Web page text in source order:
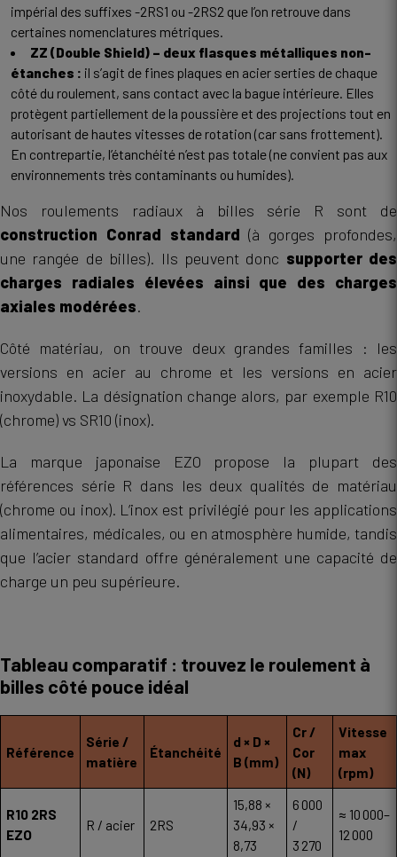
impérial des suffixes -2RS1 ou -2RS2 que l’on retrouve dans
certaines nomenclatures métriques.
ZZ (Double Shield) – deux flasques métalliques non-
étanches : il s’agit de fines plaques en acier serties de chaque
côté du roulement, sans contact avec la bague intérieure. Elles
protègent partiellement de la poussière et des projections tout en
autorisant de hautes vitesses de rotation (car sans frottement).
En contrepartie, l’étanchéité n’est pas totale (ne convient pas aux
environnements très contaminants ou humides).
Nos roulements radiaux à billes série R sont de
construction Conrad standard (à gorges profondes,
une rangée de billes). Ils peuvent donc supporter des
charges radiales élevées ainsi que des charges
axiales modérées.
Côté matériau, on trouve deux grandes familles : les
versions en acier au chrome et les versions en acier
inoxydable. La désignation change alors, par exemple R10
(chrome) vs SR10 (inox).
La marque japonaise EZO propose la plupart des
références série R dans les deux qualités de matériau
(chrome ou inox). L’inox est privilégié pour les applications
alimentaires, médicales, ou en atmosphère humide, tandis
que l’acier standard offre généralement une capacité de
charge un peu supérieure.
Tableau comparatif : trouvez le roulement à
billes côté pouce idéal
Référence
Série /
matière
Étanchéité
d × D ×
B (mm)
Cr /
Cor
(N)
Vitesse
max
(rpm)
R10 2RS
EZO
R / acier 2RS
15,88 ×
34,93 ×
8,73
6 000
/
3 270
≈ 10 000–
12 000